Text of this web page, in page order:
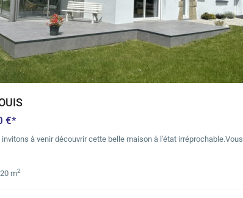
€*
invitons à venir découvrir cette belle maison à l'état irréprochable.Vous
m2